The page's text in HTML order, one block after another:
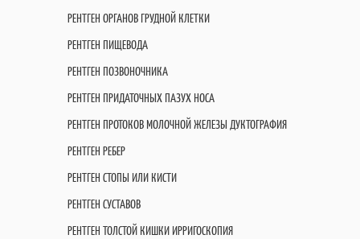
РЕНТГЕН ОРГАНОВ ГРУДНОЙ КЛЕТКИ
РЕНТГЕН ПИЩЕВОДА
РЕНТГЕН ПОЗВОНОЧНИКА
РЕНТГЕН ПРИДАТОЧНЫХ ПАЗУХ НОСА
РЕНТГЕН ПРОТОКОВ МОЛОЧНОЙ ЖЕЛЕЗЫ ДУКТОГРАФИЯ
РЕНТГЕН РЕБЕР
РЕНТГЕН СТОПЫ ИЛИ КИСТИ
РЕНТГЕН СУСТАВОВ
РЕНТГЕН ТОЛСТОЙ КИШКИ ИРРИГОСКОПИЯ